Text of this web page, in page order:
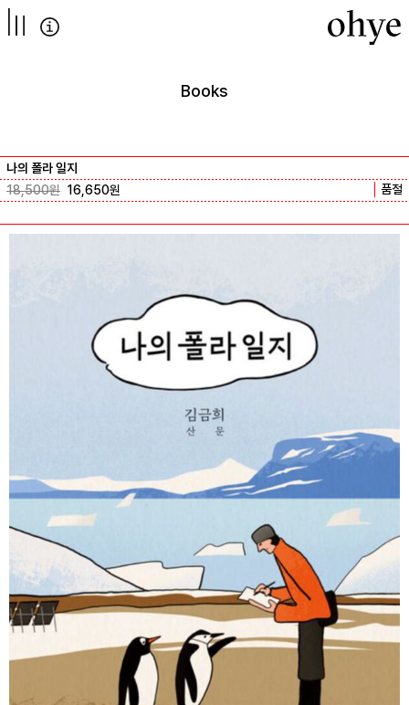
컨텐츠로
넘어가기
Books
나의 폴라 일지
18,500원 16,650원 품절